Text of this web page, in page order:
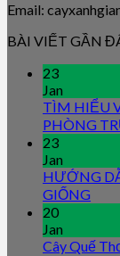
Email:
BÀI VIẾT GẦN
23
Jan
TÌM HIỂU
PHÒNG
23
Jan
HƯỚNG
GIỐNG
20
Jan
Cây Quế